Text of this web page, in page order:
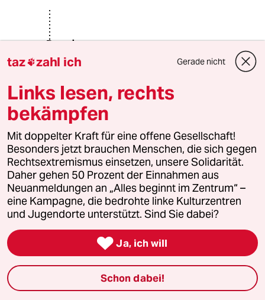
D drum
02.06.2026
"Die AfD und Reiche laufen ja in der
Klimapolitik eh in die selbe Richtung"
So traurig es ist, aber ich habe
langsam auch den Eindruck. Wenn
man mal das ganze Gerede von AfD
und Reiche weg lässt, wie würde sich
denn realistisch die Politik
unterscheiden? Wir brauchen
erneuerbare schon allein um uns
unabhängiger zu machen. An
welchem Punkt unterscheidet sich
die aktuelle Politik von einer, die
einen menschengemachten
Klimawandel generell in Abrede
stellt? Was wären die Punkte, bei
denen man anders handeln würde,
taz zahl ich Gerade nicht
Links lesen, rechts
bekämpfen
Mit doppelter Kraft für eine offene Gesellschaft!
Besonders jetzt brauchen Menschen, die sich gegen
Rechtsextremismus einsetzen, unsere Solidarität.
Daher gehen 50 Prozent der Einnahmen aus
Neuanmeldungen an „Alles beginnt im Zentrum“ –
eine Kampagne, die bedrohte linke Kulturzentren
und Jugendorte unterstützt. Sind Sie dabei?
 Ja, ich will
Schon dabei!